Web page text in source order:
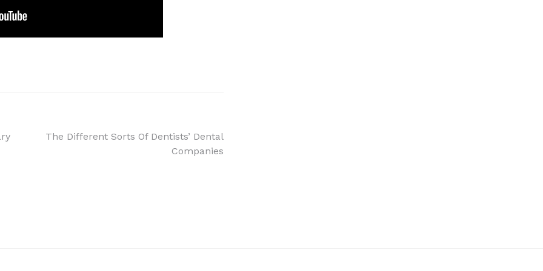
The Different Sorts Of Dentists’ Dental
Companies